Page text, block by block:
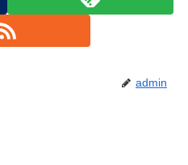
admin